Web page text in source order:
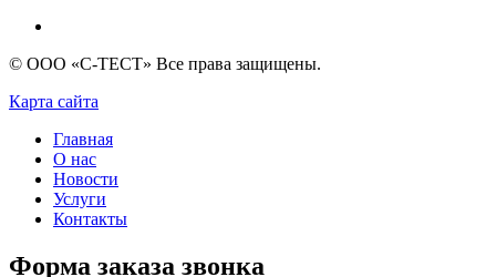
© ООО «С-ТЕСТ» Все права защищены.
Карта сайта
Главная
О нас
Новости
Услуги
Контакты
Форма заказа звонка